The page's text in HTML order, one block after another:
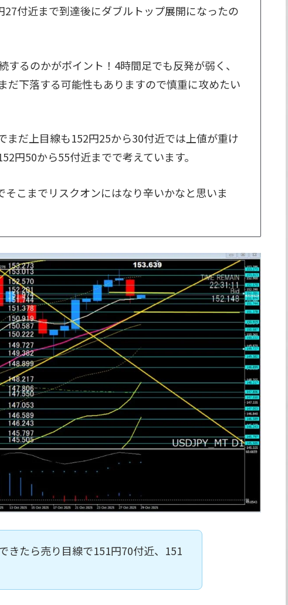
付近まで到達後にダブルトップ展開になったの
るのかがポイント！4時間足でも反発が弱く、
だ下落する可能性もありますので慎重に攻めたい
まだ上目線も152円25から30付近では上値が重け
円50から55付近までで考えています。
こまでリスクオンにはなり辛いかなと思いま
きたら売り目線で151円70付近、151